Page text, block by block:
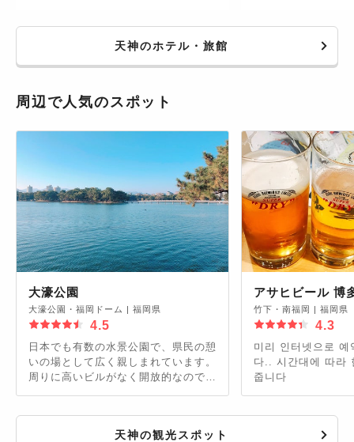
天神のホテル・旅館
周辺で人気のスポット
大濠公園
大濠公園・福岡ドーム | 福岡県
4.5
日本でも有数の水景公園で、県民の憩
いの場として広く親しまれています。
周りに高いビルがなく開放的なので、
アサヒビール 博
竹下・南福岡 | 福岡県
4.3
미리 인터넷으로 예
다.. 시간대에 따라
줍니다
天神の観光スポット